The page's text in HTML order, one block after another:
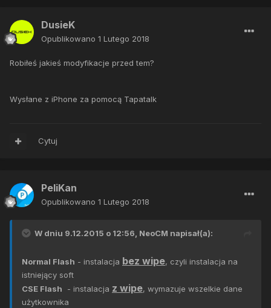
DusieK
Opublikowano 1 Lutego 2018
Robiłeś jakieś modyfikacje przed tem?
Wysłane z iPhone za pomocą Tapatalk
Cytuj
PeliKan
Opublikowano 1 Lutego 2018
W dniu 9.12.2015 o 12:56, NeoCM napisał(a):
Normal Flash - instalacja bez wipe, czyli instalacja na
istniejący soft
CSE Flash
- instalacja z wipe, wymazuje wszelkie dane
użytkownika